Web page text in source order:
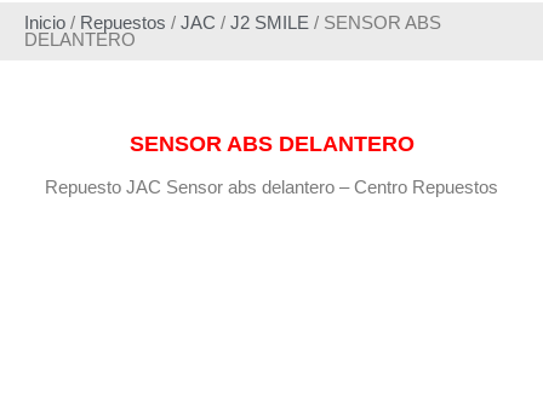
Inicio / Repuestos / JAC / J2 SMILE / SENSOR ABS
DELANTERO
SENSOR ABS DELANTERO
Repuesto JAC Sensor abs delantero – Centro Repuestos